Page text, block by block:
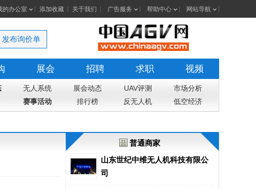
的办公室 添加收藏 关于我们 广告服务 帮助中心 网站导航
发布询价单
展会 招聘 求职
视频
无人系统 展会动态 UAV评测
市场分析
赛事活动 排行榜 反无人机 低空经济
普通商家
山东世纪中维无人机科技有限公
司